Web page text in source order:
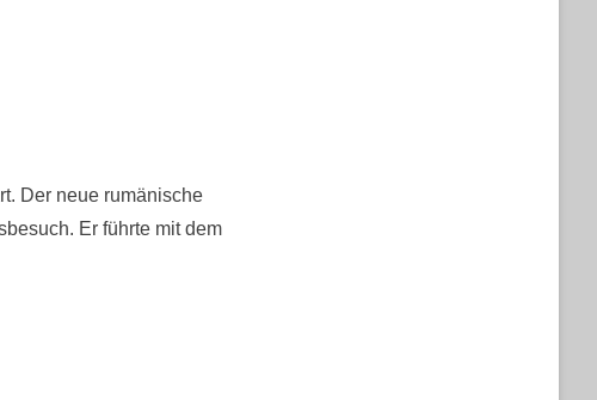
Der neue rumänische
Er führte mit dem